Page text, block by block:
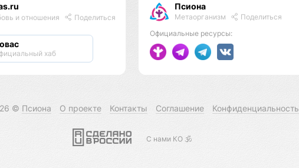
и отношения Поделиться
хаб
Псиона
Метаорганизм
Поделиться
Официальные ресурсы:
© Псиона О проекте Контакты Соглашение Конфиденциальность
С нами КО 🕉️